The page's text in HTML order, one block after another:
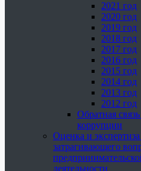
2021 год
2020 год
2019 год
2018 год
2017 год
2016 год
2015 год
2014 год
2013 год
2012 год
Обратная
коррупции
Оценка и
затрагивающего
деятельности